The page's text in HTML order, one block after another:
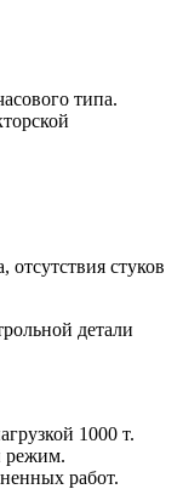
типа.
отсутствия стуков
детали
1000 т.
режим.
работ.